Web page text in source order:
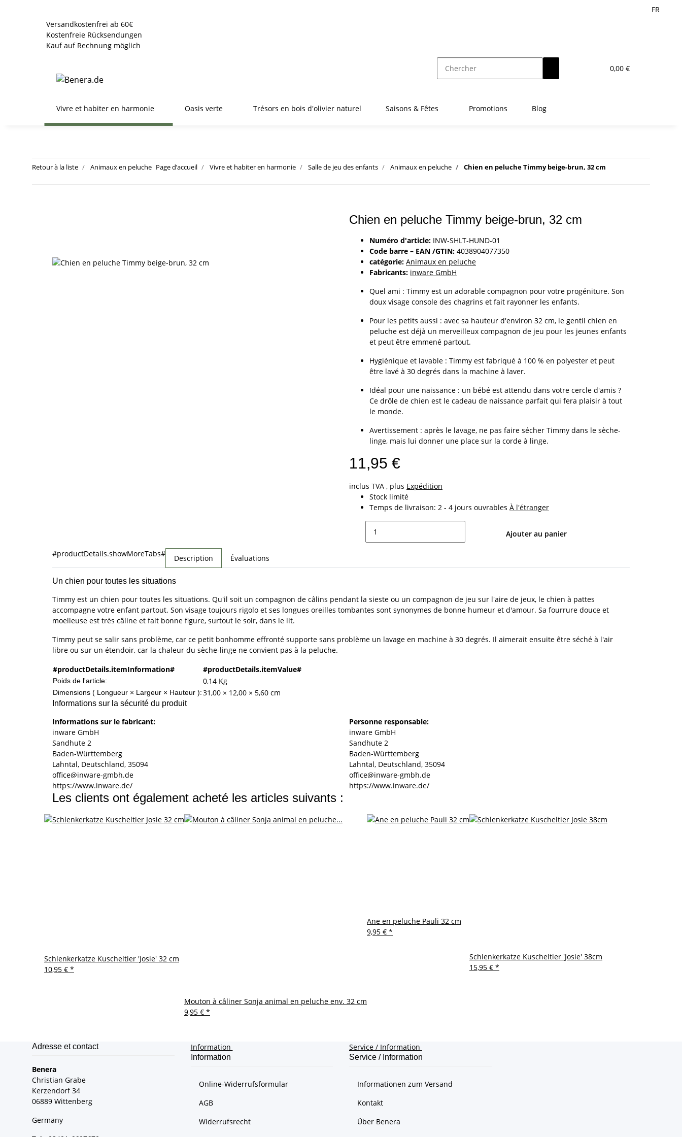
FR
Versandkostenfrei ab 60€
Kostenfreie Rücksendungen
Kauf auf Rechnung möglich
0,00 €
Vivre et habiter en harmonie Oasis verte Trésors en bois d'olivier naturel Saisons & Fêtes Promotions Blog
Retour à la liste Animaux en peluche Page d’accueil Vivre et habiter en harmonie Salle de jeu des enfants Animaux en peluche Chien en peluche Timmy beige-brun, 32 cm
Chien en peluche Timmy beige-brun, 32 cm
Numéro d'article: INW-SHLT-HUND-01
Code barre – EAN /GTIN: 4038904077350
catégorie: Animaux en peluche
Fabricants: inware GmbH
Quel ami : Timmy est un adorable compagnon pour votre progéniture. Son
doux visage console des chagrins et fait rayonner les enfants.
Pour les petits aussi : avec sa hauteur d'environ 32 cm, le gentil chien en
peluche est déjà un merveilleux compagnon de jeu pour les jeunes enfants
et peut être emmené partout.
Hygiénique et lavable : Timmy est fabriqué à 100 % en polyester et peut
être lavé à 30 degrés dans la machine à laver.
Idéal pour une naissance : un bébé est attendu dans votre cercle d'amis ?
Ce drôle de chien est le cadeau de naissance parfait qui fera plaisir à tout
le monde.
Avertissement : après le lavage, ne pas faire sécher Timmy dans le sèche-
linge, mais lui donner une place sur la corde à linge.
11,95 €
inclus TVA , plus Expédition
Stock limité
Temps de livraison: 2 - 4 jours ouvrables À l'étranger
Ajouter au panier
#productDetails.showMoreTabs# Description Évaluations
Un chien pour toutes les situations
Timmy est un chien pour toutes les situations. Qu'il soit un compagnon de câlins pendant la sieste ou un compagnon de jeu sur l'aire de jeux, le chien à pattes
accompagne votre enfant partout. Son visage toujours rigolo et ses longues oreilles tombantes sont synonymes de bonne humeur et d'amour. Sa fourrure douce et
moelleuse est très câline et fait bonne figure, surtout le soir, dans le lit.
Timmy peut se salir sans problème, car ce petit bonhomme effronté supporte sans problème un lavage en machine à 30 degrés. Il aimerait ensuite être séché à l'air
libre ou sur un étendoir, car la chaleur du sèche-linge ne convient pas à la peluche.
#productDetails.itemInformation#
#productDetails.itemValue#
Poids de l'article: 0,14 Kg
Dimensions ( Longueur × Largeur × Hauteur ):31,00 × 12,00 × 5,60 cm
Informations sur la sécurité du produit
Informations sur le fabricant:
inware GmbH
Sandhute 2
Baden-Württemberg
Lahntal, Deutschland, 35094
office@inware-gmbh.de
https://www.inware.de/
Personne responsable:
inware GmbH
Sandhute 2
Baden-Württemberg
Lahntal, Deutschland, 35094
office@inware-gmbh.de
https://www.inware.de/
Les clients ont également acheté les articles suivants :
Schlenkerkatze Kuscheltier 'Josie' 32 cm
10,95 € *
Mouton à câliner Sonja animal en peluche env. 32 cm
9,95 € *
Ane en peluche Pauli 32 cm
9,95 € *
Schlenkerkatze Kuscheltier 'Josie' 38cm
15,95 € *
Adresse et contact
Benera
Christian Grabe
Kerzendorf 34
06889 Wittenberg
Germany
Information
Information
Online-Widerrufsformular
AGB
Widerrufsrecht
Service / Information
Service / Information
Informationen zum Versand
Kontakt
Über Benera